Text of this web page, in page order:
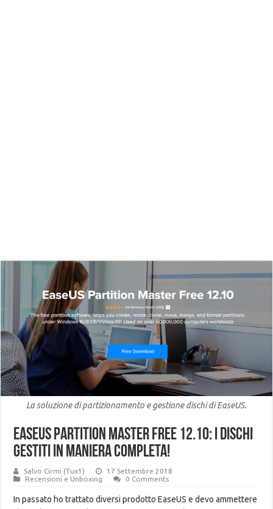
La soluzione di partizionamento e gestione dischi di EaseUS.
EaseUS Partition Master Free 12.10: i dischi
gestiti in maniera completa!
Salvo Cirmi (Tux1)
17 Settembre 2018
Recensioni e Unboxing
0 Comments
In passato ho trattato diversi prodotto EaseUS e devo ammettere